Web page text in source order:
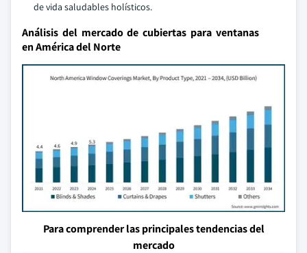
de vida saludables holísticos.
Análisis del mercado de cubiertas para ventanas
en América del Norte
Para comprender las principales tendencias del
mercado